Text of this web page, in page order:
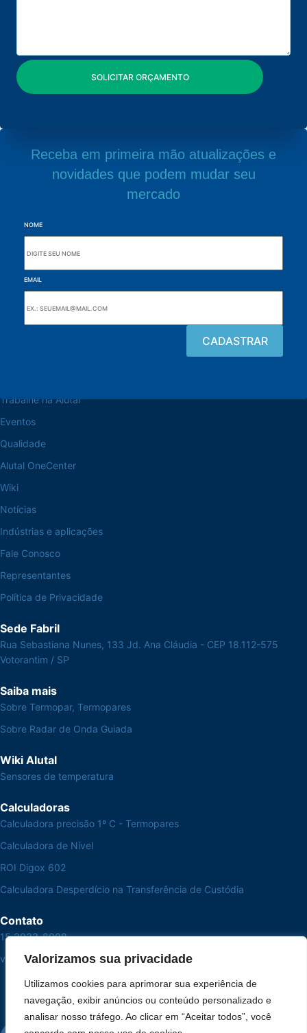
Valorizamos sua privacidade
Utilizamos cookies para aprimorar sua experiência de
navegação, exibir anúncios ou conteúdo personalizado e
analisar nosso tráfego. Ao clicar em “Aceitar todos”, você
Receba em primeira mão atualizações e
novidades que podem mudar seu
mercado
NOME
EMAIL
Trabalhe na Alutal
Eventos
Qualidade
Alutal OneCenter
Wiki
Notícias
Indústrias e aplicações
Fale Conosco
Representantes
Política de Privacidade
Sede Fabril
Rua Sebastiana Nunes, 133 Jd. Ana Cláudia - CEP 18.112-575
Votorantim / SP
Saiba mais
Sobre Termopar, Termopares
Sobre Radar de Onda Guiada
Wiki Alutal
Sensores de temperatura
Calculadoras
Calculadora precisão 1º C - Termopares
Calculadora de Nível
ROI Digox 602
Calculadora Desperdício na Transferência de Custódia
Contato
15 3033-8008
vendas@alutal.com.br